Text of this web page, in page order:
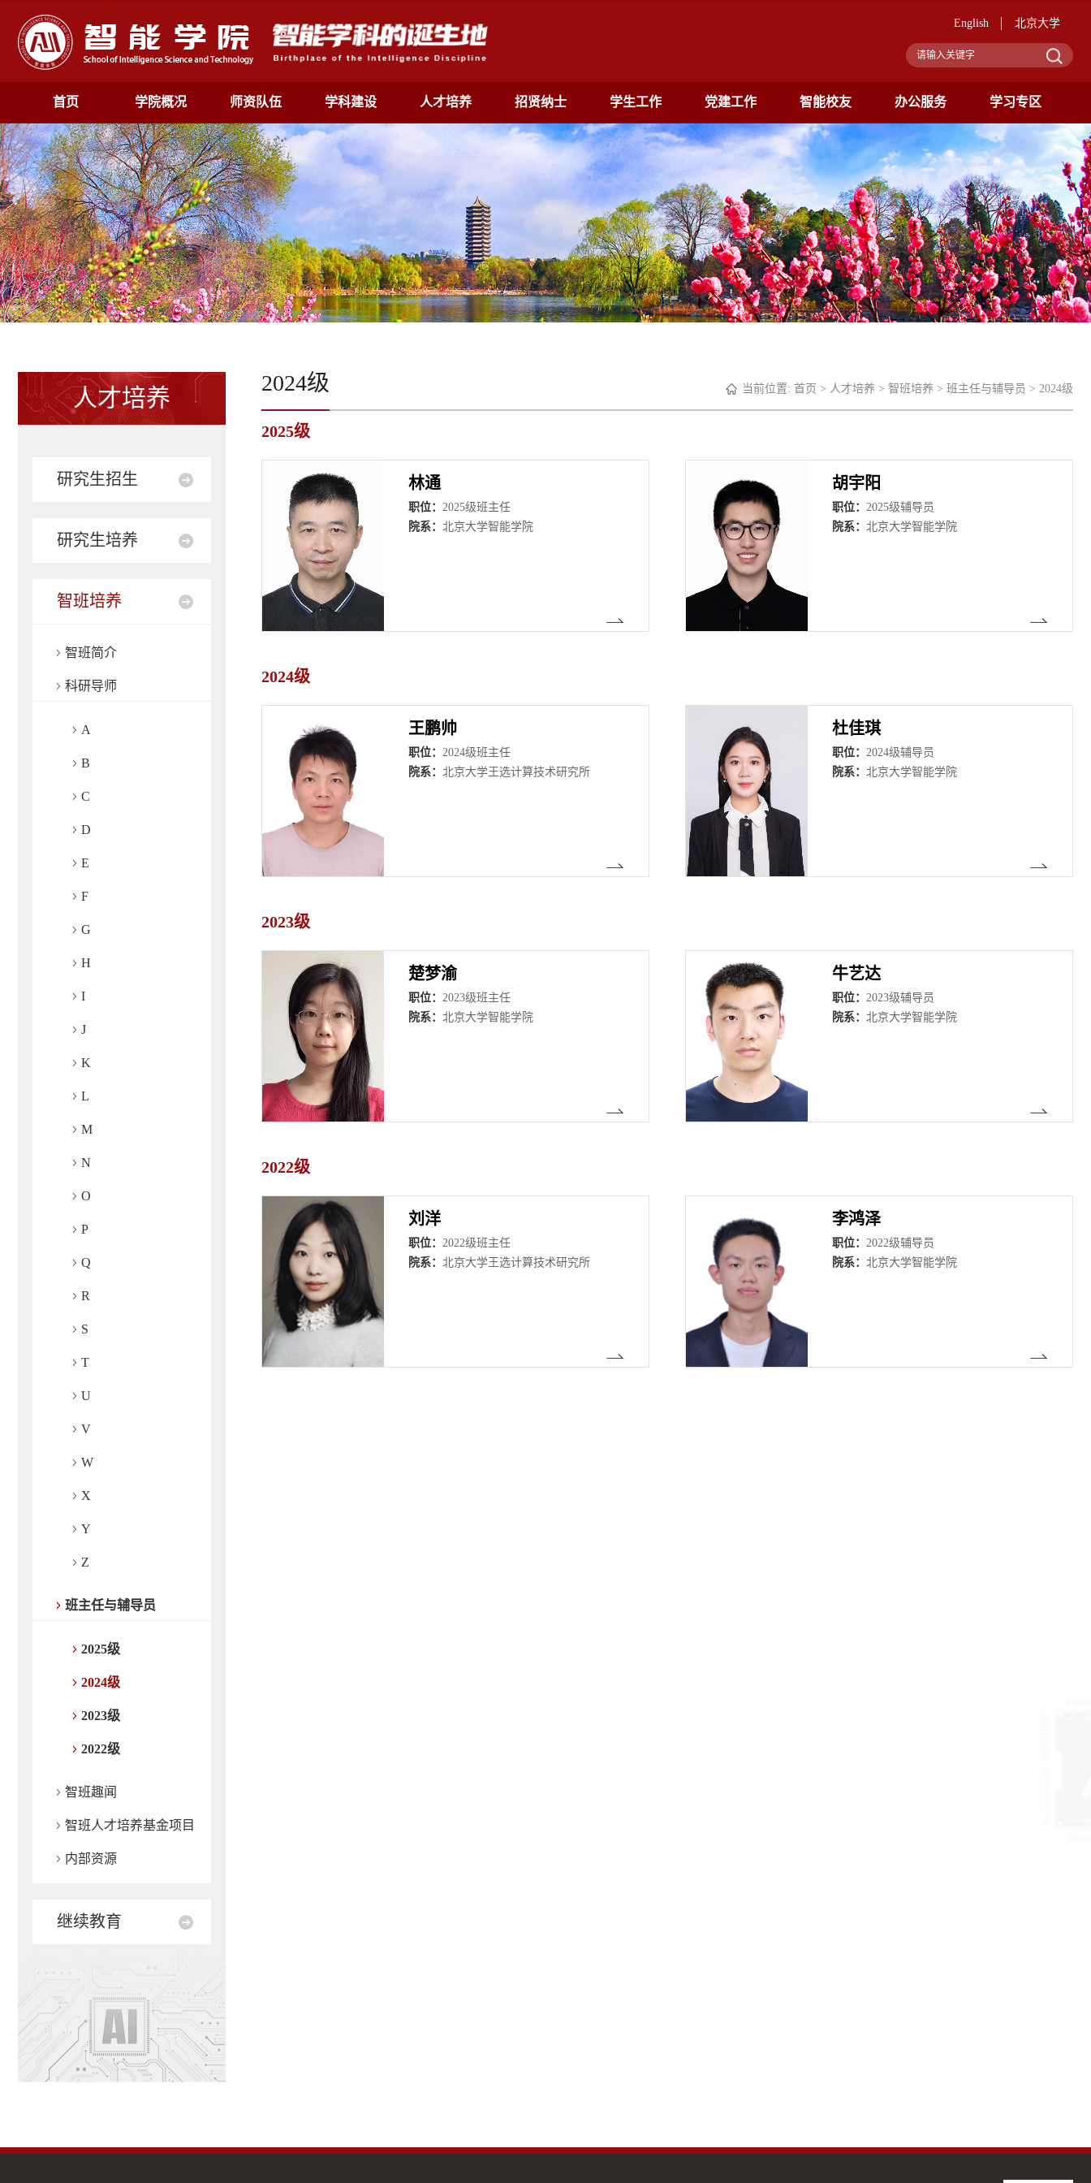
English 北京大学
首页 学院概况 师资队伍 学科建设 人才培养 招贤纳士 学生工作 党建工作 智能校友 办公服务 学习专区
人才培养
研究生招生
研究生培养
智班培养
智班简介
科研导师
A
B
C
D
E
F
G
H
I
J
K
L
M
N
O
P
Q
R
S
T
U
V
W
X
Y
Z
班主任与辅导员
2025级
2024级
2023级
2022级
智班趣闻
智班人才培养基金项目
内部资源
继续教育
当前位置: 首页 > 人才培养 > 智班培养 > 班主任与辅导员 > 2024级
2024级
2025级
林通
职位： 2025级班主任
院系： 北京大学智能学院
胡宇阳
职位： 2025级辅导员
院系： 北京大学智能学院
2024级
王鹏帅
职位： 2024级班主任
院系： 北京大学王选计算技术研究所
杜佳琪
职位： 2024级辅导员
院系： 北京大学智能学院
2023级
楚梦渝
职位： 2023级班主任
院系： 北京大学智能学院
牛艺达
职位： 2023级辅导员
院系： 北京大学智能学院
2022级
刘洋
职位： 2022级班主任
院系： 北京大学王选计算技术研究所
李鸿泽
职位： 2022级辅导员
院系： 北京大学智能学院